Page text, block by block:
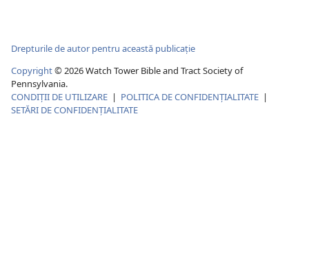
Drepturile de autor pentru această publicație
Copyright©2026Watch Tower Bible and Tract Society of
Pennsylvania.
CONDIȚII DE UTILIZARE | POLITICA DE CONFIDENŢIALITATE |
SETĂRI DE CONFIDENȚIALITATE